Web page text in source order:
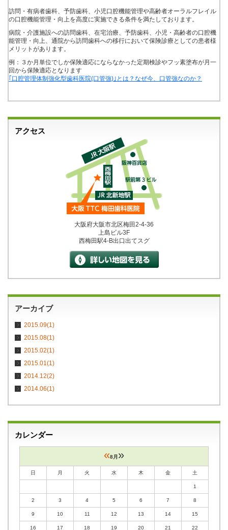
訪問・有病者歯科、予防歯科、小児口腔機能管理や高齢者オーラルフレイル
の口腔機能管理・向上を高度に実施できる条件を満たしております。
病院・介護施設への訪問歯科、在宅治療、予防歯科、小児・高齢者の口腔機
能管理・向上、通院から訪問歯科への移行において保険診療としての患者様
メリットがあります。
例：３か月単位でしか保険適応にならなかった定期検診やフッ素塗布が月一
回から保険適応となります
｢口腔管理体制強化型歯科医院(口管強)｣とは？なぜ今、口管強なのか？
アクセス
大阪府大阪市北区梅田2-4-36
上島ビル3F
西梅田駅4-B出口出てスグ
アーカイブ
2015.09(1)
2015.08(1)
2015.02(1)
2015.01(1)
2014.12(2)
2014.06(1)
カレンダー
«8月 »
日 月 火 水 木 金 土
1
2 3 4 5 6 7 8
9 10 11 12 13 14 15
16 17 18 19 20 21 22